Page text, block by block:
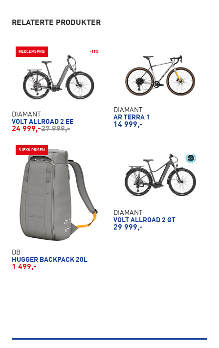
RELATERTE PRODUKTER
MEDLEMSPRIS -11%
DIAMANT
VOLT ALLROAD 2 EE
24 999,-27 999,-
DIAMANT
AR TERRA 1
14 999,-
SJEKK PRISEN
DB
HUGGER BACKPACK 20L
1 499,-
DIAMANT
VOLT ALLROAD 2 GT
29 999,-